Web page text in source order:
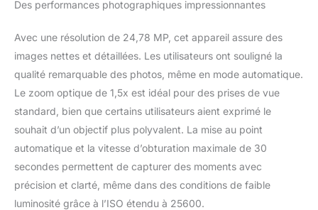
Des performances photographiques impressionnantes
Avec une résolution de 24,78 MP, cet appareil assure des
images nettes et détaillées. Les utilisateurs ont souligné la
qualité remarquable des photos, même en mode automatique.
Le zoom optique de 1,5x est idéal pour des prises de vue
standard, bien que certains utilisateurs aient exprimé le
souhait d’un objectif plus polyvalent. La mise au point
automatique et la vitesse d’obturation maximale de 30
secondes permettent de capturer des moments avec
précision et clarté, même dans des conditions de faible
luminosité grâce à l’ISO étendu à 25600.